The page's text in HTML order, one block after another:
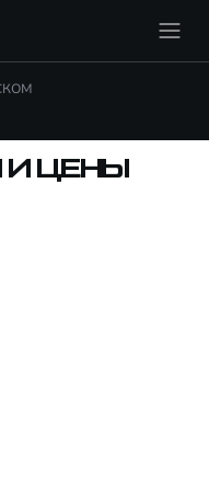
И ЦЕНЫ